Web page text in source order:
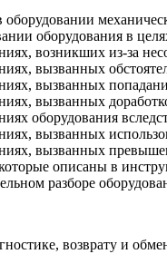
оборудования в
возникших из-за
вызванных
вызванных
вызванных
оборудования
вызванных
вызванных
описаны в
разборе
возврату и